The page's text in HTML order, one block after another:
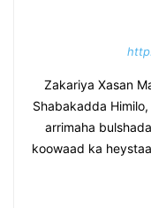
Zakariya Xasan
Shabakadda
arrimaha
koowaad ka